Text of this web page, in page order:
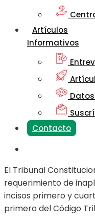
Artículos
Informativos
Contacto
El Tribunal
requerimiento de
incisos primero y
primero del Código